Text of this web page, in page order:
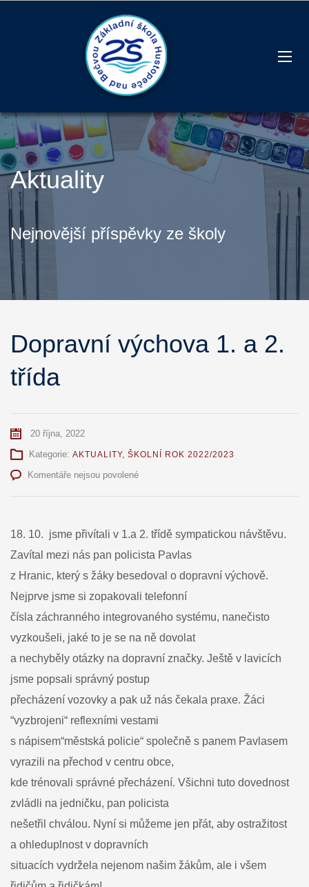
Aktuality
Nejnovější příspěvky ze školy
Dopravní výchova 1. a 2.
třída
20 října, 2022
Kategorie: AKTUALITY, ŠKOLNÍ ROK 2022/2023
Komentáře nejsou povolenéu
Dopravní
1.
a
třída
18. 10. jsme přivítali v 1.a 2. třídě sympatickou návštěvu.
Zavítal mezi nás pan policista Pavlas
z Hranic, který s žáky besedoval o dopravní výchově.
Nejprve jsme si zopakovali telefonní
čísla záchranného integrovaného systému, nanečisto
vyzkoušeli, jaké to je se na ně dovolat
a nechyběly otázky na dopravní značky. Ještě v lavicích
jsme popsali správný postup
přecházení vozovky a pak už nás čekala praxe. Žáci
“vyzbrojeni“ reflexními vestami
s nápisem“městská policie“ společně s panem Pavlasem
vyrazili na přechod v centru obce,
kde trénovali správné přecházení. Všichni tuto dovednost
zvládli na jedničku, pan policista
nešetřil chválou. Nyní si můžeme jen přát, aby ostražitost
a ohleduplnost v dopravních
situacích vydržela nejenom našim žákům, ale i všem